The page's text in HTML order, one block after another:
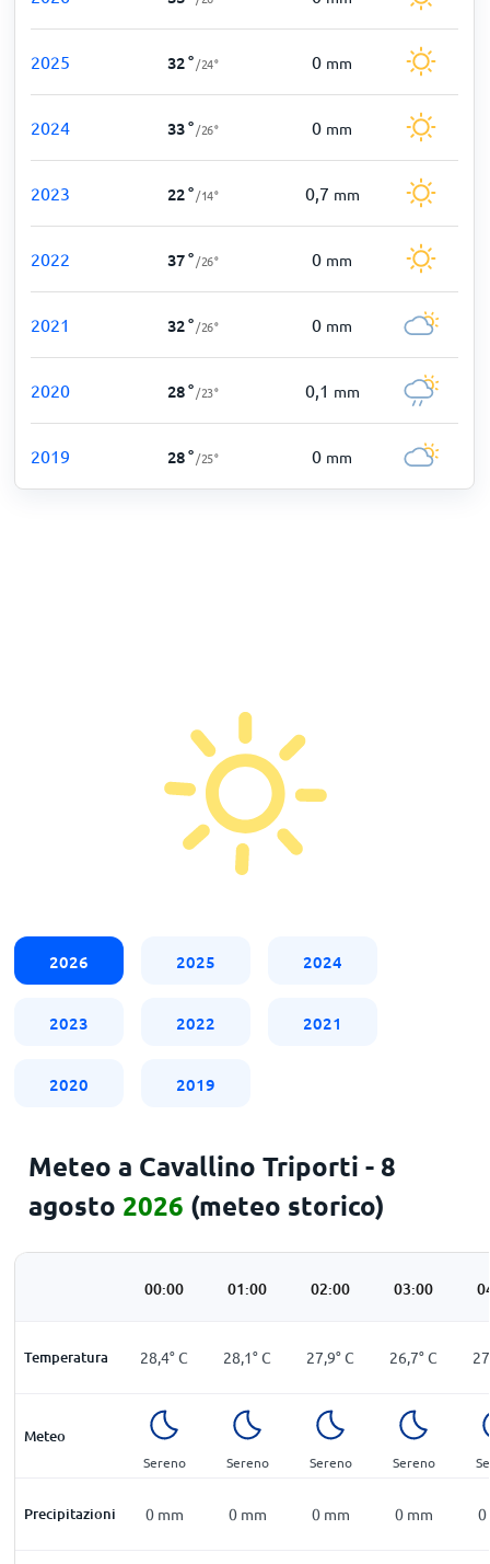
2025 32° /24° 0 mm
2024 33° /26° 0 mm
2023 22° /14° 0,7 mm
2022 37° /26° 0 mm
2021 32° /26° 0 mm
2020 28° /23° 0,1 mm
2019 28° /25° 0 mm
2026 2025 2024
2023 2022 2021
2020 2019
Meteo a Cavallino Triporti - 8
agosto 2026 (meteo storico)
00:00 01:00 02:00 03:00
Temperatura 28,4°C 28,1°C 27,9°C 26,7°C
Meteo
Sereno Sereno Sereno Sereno
Precipitazioni 0 mm 0 mm 0 mm 0 mm 0